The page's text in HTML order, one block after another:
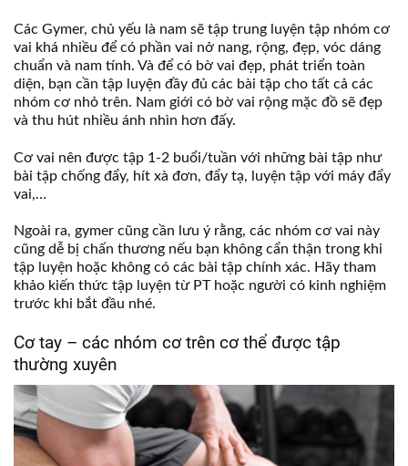
Các Gymer, chủ yếu là nam sẽ tập trung luyện tập nhóm cơ
vai khá nhiều để có phần vai nở nang, rộng, đẹp, vóc dáng
chuẩn và nam tính. Và để có bờ vai đẹp, phát triển toàn
diện, bạn cần tập luyện đầy đủ các bài tập cho tất cả các
nhóm cơ nhỏ trên. Nam giới có bờ vai rộng mặc đồ sẽ đẹp
và thu hút nhiều ánh nhìn hơn đấy.
Cơ vai nên được tập 1-2 buổi/tuần với những bài tập như
bài tập chống đẩy, hít xà đơn, đẩy tạ, luyện tập với máy đẩy
vai,…
Ngoài ra, gymer cũng cần lưu ý rằng, các nhóm cơ vai này
cũng dễ bị chấn thương nếu bạn không cẩn thận trong khi
tập luyện hoặc không có các bài tập chính xác. Hãy tham
khảo kiến thức tập luyện từ PT hoặc người có kinh nghiệm
trước khi bắt đầu nhé.
Cơ tay – các nhóm cơ trên cơ thể được tập
thường xuyên